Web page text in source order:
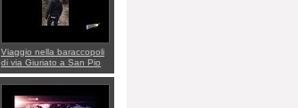
Viaggio nella baraccopoli
di via Giuriato a San Pio
X. Vicenza ai Vicentini:
“faremo un regalo di
Natale ai residenti”